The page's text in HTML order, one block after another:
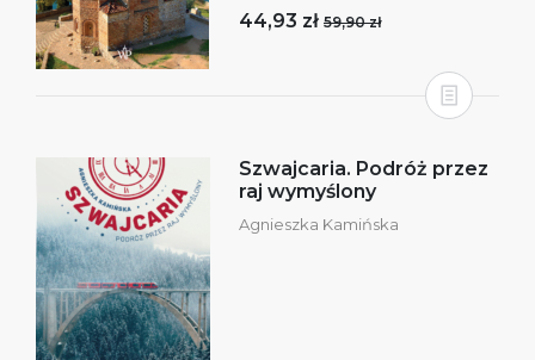
44,93 zł 59,90 zł
Szwajcaria. Podróż przez
raj wymyślony
Agnieszka Kamińska